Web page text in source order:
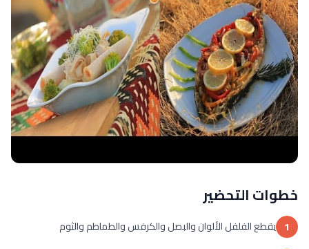
خطوات التحضير
1 يقطع الفلفل الألوان والبصل والكرفس والطماطم والثوم